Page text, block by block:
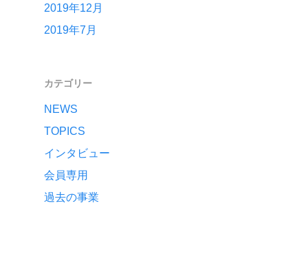
2019年12月
2019年7月
カテゴリー
NEWS
TOPICS
インタビュー
会員専用
過去の事業